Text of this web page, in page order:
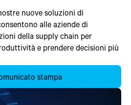
nuove soluzioni di
alle aziende di
della supply chain per
e prendere decisioni più
stampa